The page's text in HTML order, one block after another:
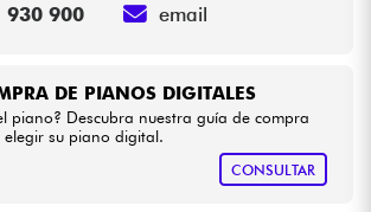
DE PIANOS DIGITALES
piano? Descubra nuestra guía de compra
su piano digital.
CONSULTAR
930 900 email